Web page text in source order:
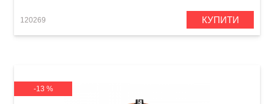
120269 КУПИТИ
-13 %